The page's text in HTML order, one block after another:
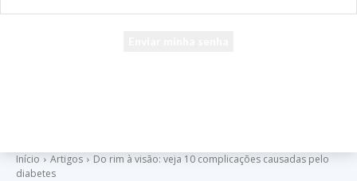
Início Artigos
Do rim à visão: veja 10 complicações causadas pelo
diabetes